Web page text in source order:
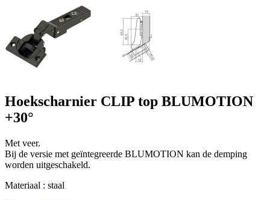
Hoekscharnier CLIP top BLUMOTION
+30°
Met veer.
Bij de versie met geïntegreerde BLUMOTION kan de demping
worden uitgeschakeld.
Materiaal : staal